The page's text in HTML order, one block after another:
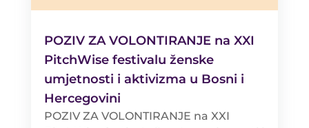
POZIV ZA VOLONTIRANJE na XXI
PitchWise festivalu ženske
umjetnosti i aktivizma u Bosni i
Hercegovini
POZIV ZA VOLONTIRANJE na XXI